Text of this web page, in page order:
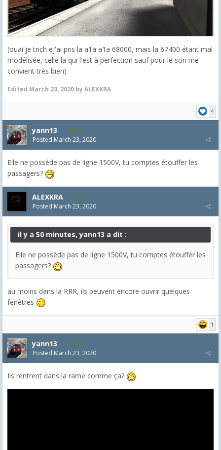
(ouai je trich ej'ai pris la a1a a1a 68000, mais la 67400 étant mal
modélisée, celle la qui l'est à perfection sauf pour le son me
convient très bien)
Edited March 23, 2020 by ALEXKRA
4
yann13 950
Posted March 23, 2020
Elle ne possède pas de ligne 1500V, tu comptes étouffer les
passagers?
ALEXKRA 86
Posted March 23, 2020
il y a 50 minutes, yann13 a dit :
Elle ne possède pas de ligne 1500V, tu comptes étouffer les
passagers?
au moins dans la RRR, ils peuvent encore ouvrir quelques
fenêtres
1
yann13 950
Posted March 23, 2020
Ils rentrent dans la rame comme ça?